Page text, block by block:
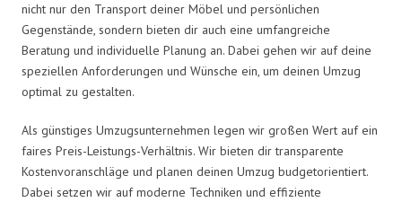
nicht nur den Transport deiner Möbel und persönlichen
Gegenstände, sondern bieten dir auch eine umfangreiche
Beratung und individuelle Planung an. Dabei gehen wir auf deine
speziellen Anforderungen und Wünsche ein, um deinen Umzug
optimal zu gestalten.
Als günstiges Umzugsunternehmen legen wir großen Wert auf ein
faires Preis-Leistungs-Verhältnis. Wir bieten dir transparente
Kostenvoranschläge und planen deinen Umzug budgetorientiert.
Dabei setzen wir auf moderne Techniken und effiziente